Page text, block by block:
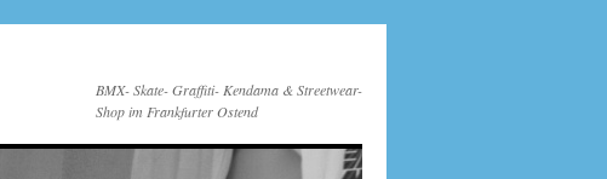
BMX- Skate- Graffiti- Kendama & Streetwear-
Shop im Frankfurter Ostend